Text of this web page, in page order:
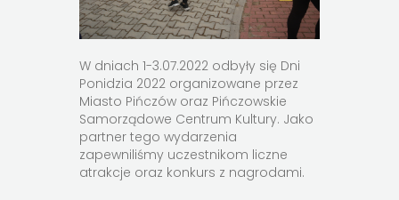
W dniach 1-3.07.2022 odbyły się Dni
Ponidzia 2022 organizowane przez
Miasto Pińczów oraz Pińczowskie
Samorządowe Centrum Kultury. Jako
partner tego wydarzenia
zapewniliśmy uczestnikom liczne
atrakcje oraz konkurs z nagrodami.